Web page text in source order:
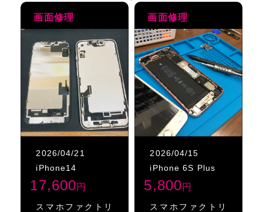
画面修理
2026/04/21
iPhone14
17,600円
スマホファクトリ
画面修理
2026/04/15
iPhone 6S Plus
5,800円
スマホファクトリ